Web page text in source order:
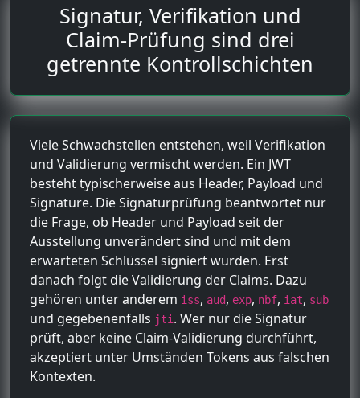
Signatur, Verifikation und
Claim-Prüfung sind drei
getrennte Kontrollschichten
Viele Schwachstellen entstehen, weil Verifikation
und Validierung vermischt werden. Ein JWT
besteht typischerweise aus Header, Payload und
Signature. Die Signaturprüfung beantwortet nur
die Frage, ob Header und Payload seit der
Ausstellung unverändert sind und mit dem
erwarteten Schlüssel signiert wurden. Erst
danach folgt die Validierung der Claims. Dazu
gehören unter anderem iss, aud, exp, nbf, iat, sub
und gegebenenfalls jti . Wer nur die Signatur
prüft, aber keine Claim-Validierung durchführt,
akzeptiert unter Umständen Tokens aus falschen
Kontexten.